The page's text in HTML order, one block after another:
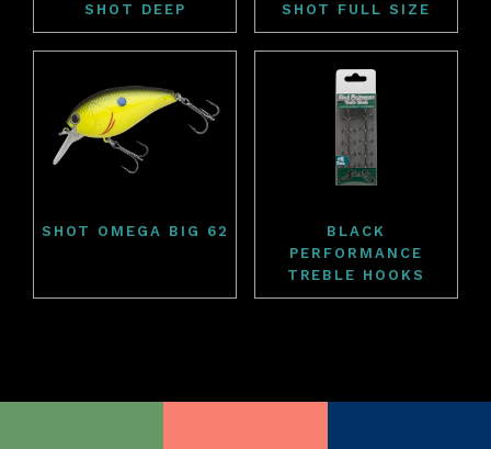
SHOT DEEP
SHOT FULL SIZE
SHOT OMEGA BIG 62
BLACK
PERFORMANCE
TREBLE HOOKS